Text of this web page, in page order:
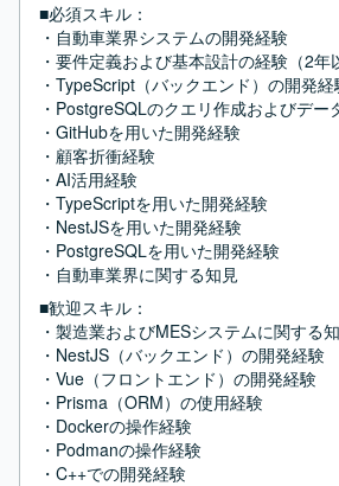
■必須スキル：
・自動車業界システムの開発経験
・要件定義および基本設計の経験（2年
・TypeScript（バックエンド）の開発経
・PostgreSQLのクエリ作成およびデー
・GitHubを用いた開発経験
・顧客折衝経験
・AI活用経験
・TypeScriptを用いた開発経験
・NestJSを用いた開発経験
・PostgreSQLを用いた開発経験
・自動車業界に関する知見
■歓迎スキル：
・製造業およびMESシステムに関する
・NestJS（バックエンド）の開発経験
・Vue（フロントエンド）の開発経験
・Prisma（ORM）の使用経験
・Dockerの操作経験
・Podmanの操作経験
・C++での開発経験